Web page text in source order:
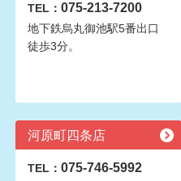
TEL： 075-213-7200
地下鉄烏丸御池駅5番出口
徒歩3分。
河原町四条店
TEL： 075-746-5992